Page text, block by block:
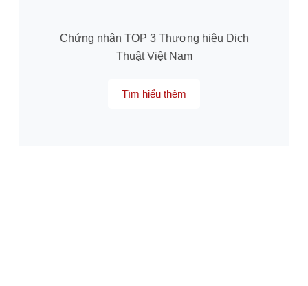
Chứng nhận TOP 3 Thương hiệu Dịch
Thuật Việt Nam
Tìm hiểu thêm